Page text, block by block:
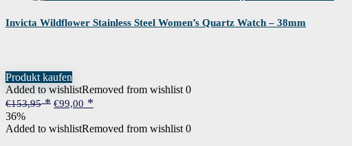
Invicta Wildflower Stainless Steel Women’s Quartz Watch – 38mm
Produkt kaufen
Added to wishlistRemoved from wishlist 0
€153,95
Ursprünglicher
war:
€153,95
€99,00
€99,00.
36%
Added to wishlistRemoved from wishlist 0